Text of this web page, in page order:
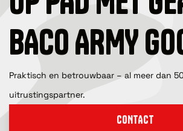
BACO ARMY
Praktisch en betrouwbaar – al meer dan
uitrustingspartner.
CONTACT